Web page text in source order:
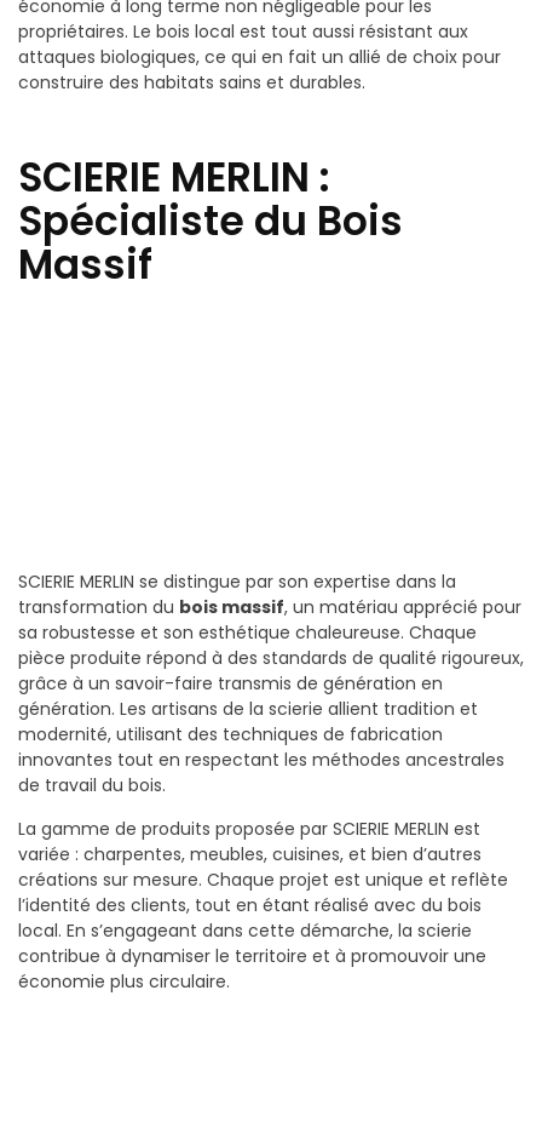
économie à long terme non négligeable pour les
propriétaires. Le bois local est tout aussi résistant aux
attaques biologiques, ce qui en fait un allié de choix pour
construire des habitats sains et durables.
SCIERIE MERLIN :
Spécialiste du Bois
Massif
SCIERIE MERLIN se distingue par son expertise dans la
transformation du bois massif, un matériau apprécié pour
sa robustesse et son esthétique chaleureuse. Chaque
pièce produite répond à des standards de qualité rigoureux,
grâce à un savoir-faire transmis de génération en
génération. Les artisans de la scierie allient tradition et
modernité, utilisant des techniques de fabrication
innovantes tout en respectant les méthodes ancestrales
de travail du bois.
La gamme de produits proposée par SCIERIE MERLIN est
variée : charpentes, meubles, cuisines, et bien d’autres
créations sur mesure. Chaque projet est unique et reflète
l’identité des clients, tout en étant réalisé avec du bois
local. En s’engageant dans cette démarche, la scierie
contribue à dynamiser le territoire et à promouvoir une
économie plus circulaire.